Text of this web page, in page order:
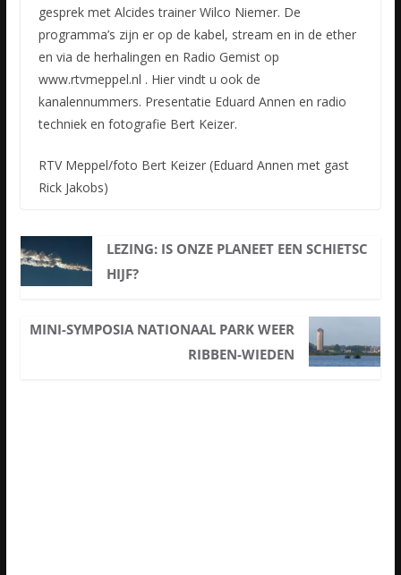
gesprek met Alcides trainer Wilco Niemer. De
programma’s zijn er op de kabel, stream en in de ether
en via de herhalingen en Radio Gemist op
www.rtvmeppel.nl . Hier vindt u ook de
kanalennummers. Presentatie Eduard Annen en radio
techniek en fotografie Bert Keizer.
RTV Meppel/foto Bert Keizer (Eduard Annen met gast
Rick Jakobs)
LEZING: IS ONZE PLANEET EEN SCHIETSC
HIJF?
MINI-SYMPOSIA NATIONAAL PARK WEER
RIBBEN-WIEDEN